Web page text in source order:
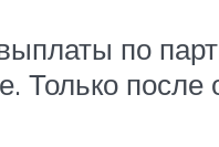
по
Только после